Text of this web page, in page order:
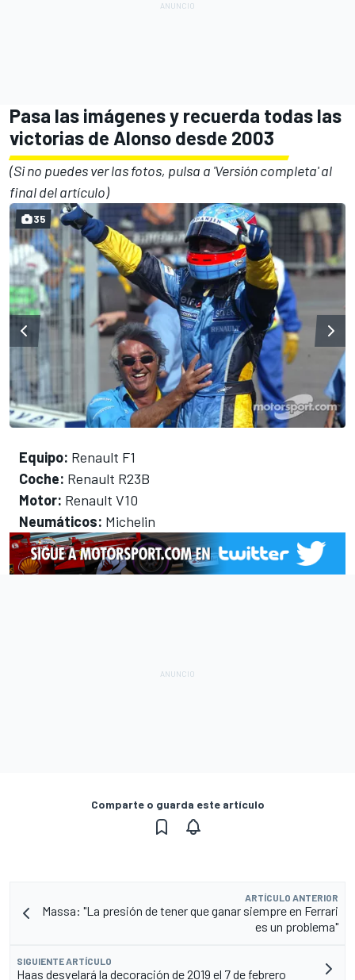
Pasa las imágenes y recuerda todas las
victorias de Alonso desde 2003
(Si no puedes ver las fotos, pulsa a 'Versión completa' al
final del artículo)
Equipo: Renault F1
Coche: Renault R23B
Motor: Renault V10
Neumáticos: Michelin
35
Comparte o guarda este artículo
ARTÍCULO ANTERIOR
Massa: "La presión de tener que ganar siempre en Ferrari
es un problema"
SIGUIENTE ARTÍCULO
Haas desvelará la decoración de 2019 el 7 de febrero